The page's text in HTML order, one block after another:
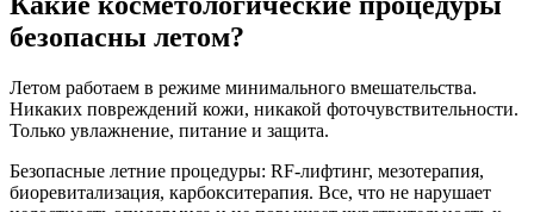
безопасны летом?
Летом работаем в режиме минимального вмешательства.
Никаких повреждений кожи, никакой фоточувствительности.
Только увлажнение, питание и защита.
Безопасные летние процедуры: RF-лифтинг, мезотерапия,
биоревитализация, карбокситерапия. Все, что не нарушает